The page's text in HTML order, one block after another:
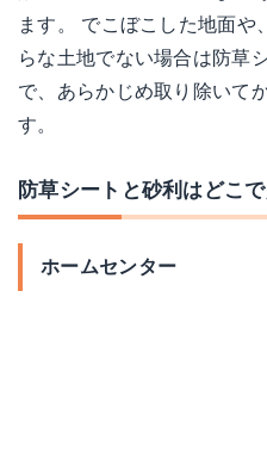
ます。 でこぼこした地面や
らな土地でない場合は防草
で、あらかじめ取り除いて
す。
防草シートと砂利はどこ
ホームセンター